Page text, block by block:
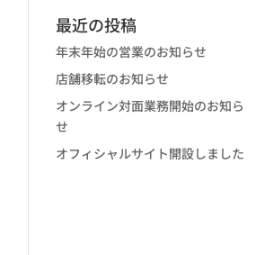
最近の投稿
年末年始の営業のお知らせ
店舗移転のお知らせ
オンライン対面業務開始のお知ら
せ
オフィシャルサイト開設しました